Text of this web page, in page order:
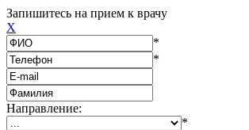
Запишитесь на прием к врачу
X
*
*
Направление:
*